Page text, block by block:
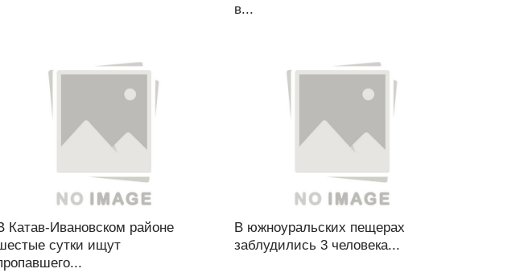
в...
Катав-Ивановском районе
сутки ищут
В южноуральских пещерах
заблудились 3 человека...